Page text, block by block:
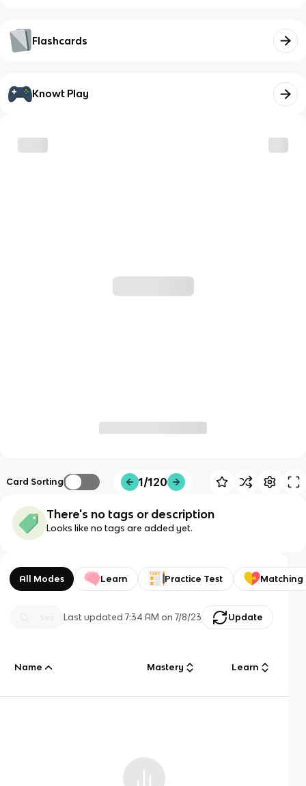
Flashcards
Knowt Play
Card Sorting 1/120
There's no tags or description
Looks like no tags are added yet.
All Modes Learn Practice Test Matching
Last updated7:34 AM on 7/8/23 Update
Name Mastery Learn